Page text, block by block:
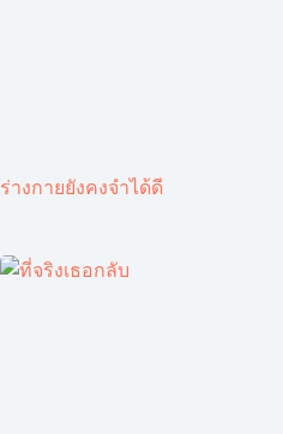
ร่างกายยังคงจำได้ดี